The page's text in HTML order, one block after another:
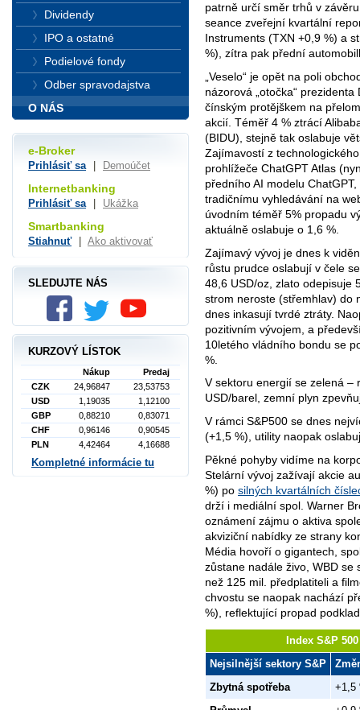
patrně určí směr trhů v
seance zveřejní kvartální
Instruments (TXN +0,9 %) a
%), zítra pak přední
„Veselo“ je opět na poli
názorová „otočka“
čínským protějškem na
akcií. Téměř 4 % ztrácí
(BIDU), stejně tak oslabuje
Zajímavostí z
prohlížeče ChatGPT Atlas
předního AI modelu
tradičnímu vyhledávání na
úvodním téměř 5% propadu
aktuálně oslabuje o 1,6 %.
Zajímavý vývoj je dnes k
růstu prudce oslabují v čele
48,6 USD/oz, zlato odepisuje
strom neroste (střemhlav) do
dnes inkasují tvrdé ztráty.
pozitivním vývojem, a
10letého vládního bondu se
%.
V sektoru energií se zelená –
USD/barel, zemní plyn
V rámci S&P500 se dnes
(+1,5 %), utility naopak
Pěkné pohyby vidíme na
Stelární vývoj zažívají akcie
%) po silných kvartálních
drží i mediální spol. Warner
oznámení zájmu o aktiva
akviziční nabídky ze strany
Média hovoří o gigantech,
zůstane nadále živo, WBD se
než 125 mil. předplatiteli a
chvostu se naopak nachází
%), reflektující propad
Index S&P
Nejsilnější sektory S&P
Zbytná spotřeba
+1,5
Dividendy
IPO a ostatné
Podielové fondy
Odber spravodajstva
O NÁS
e-Broker
Prihlásiť sa Demoúčet
Internetbanking
Prihlásiť sa Ukážka
Smartbanking
Stiahnuť Ako aktivovať
SLEDUJTE NÁS
KURZOVÝ LÍSTOK
Nákup
Predaj
CZK
24,96847
23,53753
USD
1,19035
1,12100
GBP
0,88210
0,83071
CHF
0,96146
0,90545
PLN
4,42464 4,16688
Kompletné informácie tu